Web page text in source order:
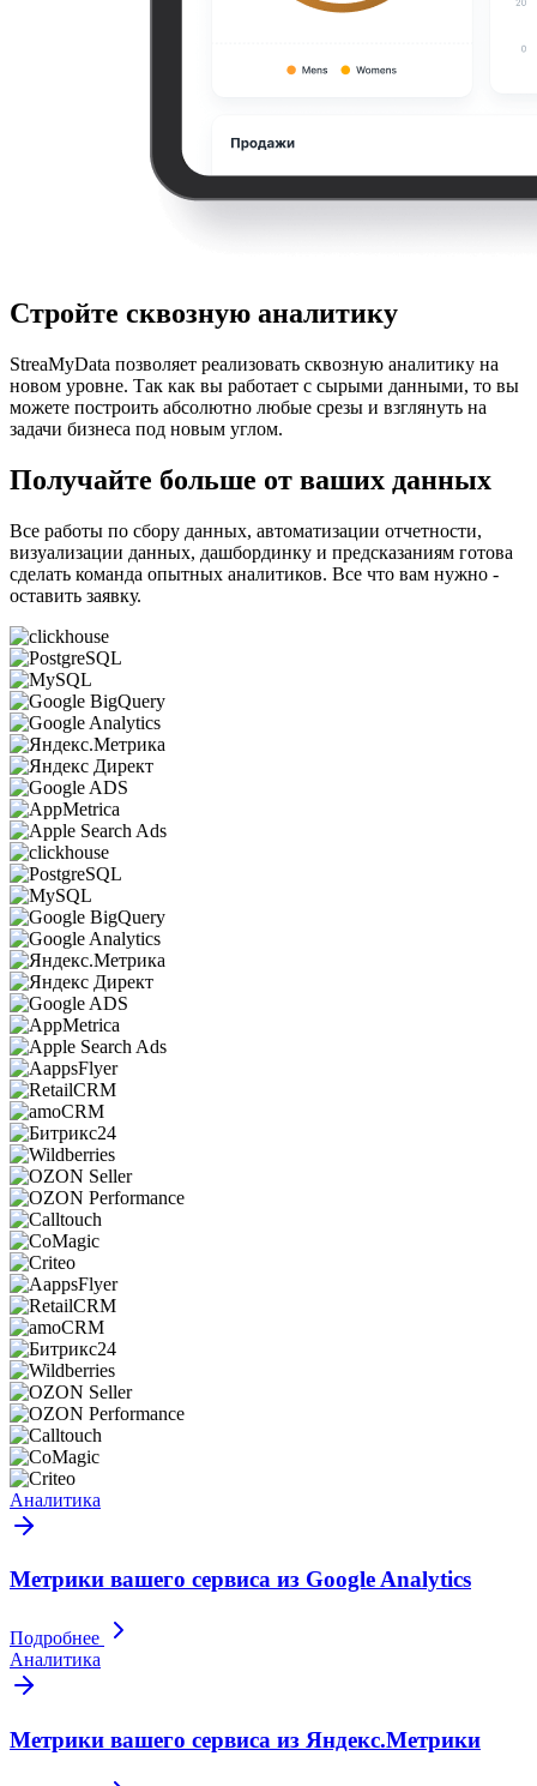
Стройте сквозную аналитику
StreaMyData позволяет реализовать сквозную аналитику на
новом уровне. Так как вы работает с сырыми данными, то вы
можете построить абсолютно любые срезы и взглянуть на
задачи бизнеса под новым углом.
Получайте больше от ваших данных
Все работы по сбору данных, автоматизации отчетности,
визуализации данных, дашбординку и предсказаниям готова
сделать команда опытных аналитиков. Все что вам нужно -
оставить заявку.
Аналитика
Метрики вашего сервиса из Google Analytics
Подробнее
Аналитика
Метрики вашего сервиса из Яндекс.Метрики